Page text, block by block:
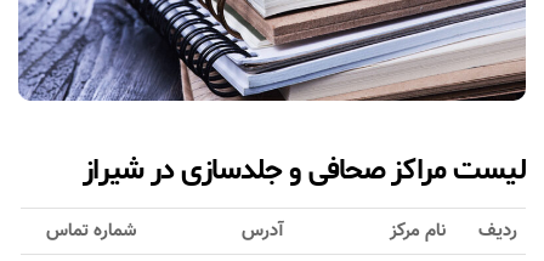
لیست مراکز صحافی و جلدسازی در شیراز
ردیف نام مرکز آدرس شماره تماس